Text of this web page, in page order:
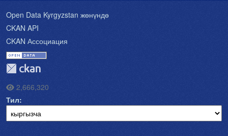
Open Data Kyrgyzstan жөнүндө
CKAN API
CKAN Ассоциация
2,666,320
Тил